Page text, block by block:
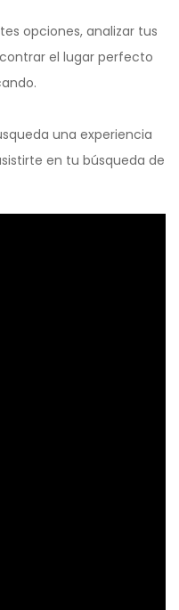
opciones, analizar tus
el lugar perfecto
una experiencia
en tu búsqueda de